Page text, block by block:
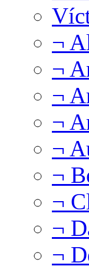
¬
¬
¬
¬
¬
¬
¬
¬
¬